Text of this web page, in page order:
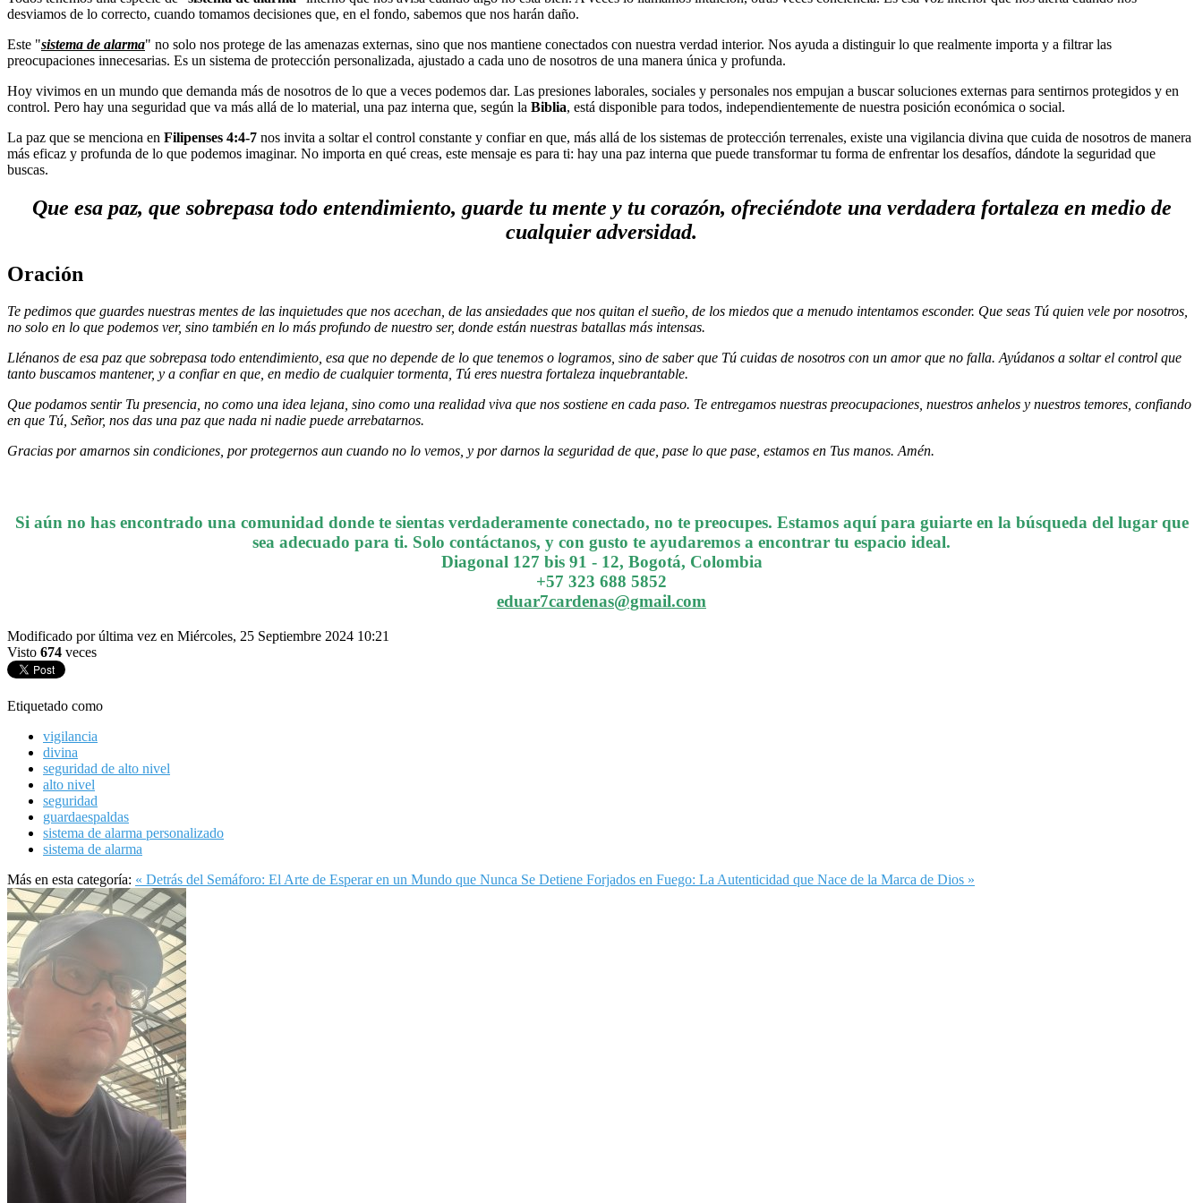
desviamos de lo correcto, cuando tomamos decisiones que, en el fondo, sabemos que nos harán daño.
Este "sistema de alarma" no solo nos protege de las amenazas externas, sino que nos mantiene conectados con nuestra verdad interior. Nos ayuda a distinguir lo que realmente importa y a filtrar las
preocupaciones innecesarias. Es un sistema de protección personalizada, ajustado a cada uno de nosotros de una manera única y profunda.
Hoy vivimos en un mundo que demanda más de nosotros de lo que a veces podemos dar. Las presiones laborales, sociales y personales nos empujan a buscar soluciones externas para sentirnos protegidos y en
control. Pero hay una seguridad que va más allá de lo material, una paz interna que, según la Biblia, está disponible para todos, independientemente de nuestra posición económica o social.
La paz que se menciona en Filipenses 4:4-7 nos invita a soltar el control constante y confiar en que, más allá de los sistemas de protección terrenales, existe una vigilancia divina que cuida de nosotros de manera
más eficaz y profunda de lo que podemos imaginar. No importa en qué creas, este mensaje es para ti: hay una paz interna que puede transformar tu forma de enfrentar los desafíos, dándote la seguridad que
buscas.
Que esa paz, que sobrepasa todo entendimiento, guarde tu mente y tu corazón, ofreciéndote una verdadera fortaleza en medio de
cualquier adversidad.
Oración
Te pedimos que guardes nuestras mentes de las inquietudes que nos acechan, de las ansiedades que nos quitan el sueño, de los miedos que a menudo intentamos esconder. Que seas Tú quien vele por nosotros,
no solo en lo que podemos ver, sino también en lo más profundo de nuestro ser, donde están nuestras batallas más intensas.
Llénanos de esa paz que sobrepasa todo entendimiento, esa que no depende de lo que tenemos o logramos, sino de saber que Tú cuidas de nosotros con un amor que no falla. Ayúdanos a soltar el control que
tanto buscamos mantener, y a confiar en que, en medio de cualquier tormenta, Tú eres nuestra fortaleza inquebrantable.
Que podamos sentir Tu presencia, no como una idea lejana, sino como una realidad viva que nos sostiene en cada paso. Te entregamos nuestras preocupaciones, nuestros anhelos y nuestros temores, confiando
en que Tú, Señor, nos das una paz que nada ni nadie puede arrebatarnos.
Gracias por amarnos sin condiciones, por protegernos aun cuando no lo vemos, y por darnos la seguridad de que, pase lo que pase, estamos en Tus manos. Amén.
Si aún no has encontrado una comunidad donde te sientas verdaderamente conectado, no te preocupes. Estamos aquí para guiarte en la búsqueda del lugar que
sea adecuado para ti. Solo contáctanos, y con gusto te ayudaremos a encontrar tu espacio ideal.
Diagonal 127 bis 91 - 12, Bogotá, Colombia
+57 323 688 5852
eduar7cardenas@gmail.com
Modificado por última vez en Miércoles, 25 Septiembre 2024 10:21
Visto 674 veces
Etiquetado como
vigilancia
divina
seguridad de alto nivel
alto nivel
seguridad
guardaespaldas
sistema de alarma personalizado
sistema de alarma
Más en esta categoría: « Detrás del Semáforo: El Arte de Esperar en un Mundo que Nunca Se Detiene Forjados en Fuego: La Autenticidad que Nace de la Marca de Dios »